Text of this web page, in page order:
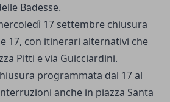
Badesse.
17 settembre chiusura
17, con itinerari alternativi che
Pitti e via Guicciardini.
programmata dal 17 al
anche in piazza Santa